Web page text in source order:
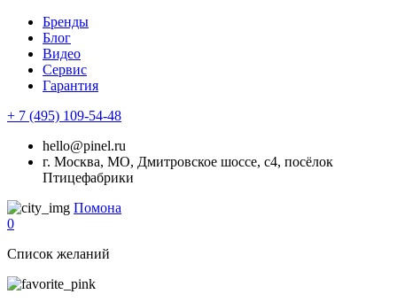
Бренды
Блог
Видео
Сервис
Гарантия
+ 7 (495) 109-54-48
hello@pinel.ru
г. Москва, МО, Дмитровское шоссе, с4, посёлок
Птицефабрики
Помона
0
Список желаний